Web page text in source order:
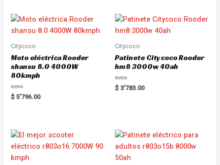
Citycoco
Moto eléctrica Rooder
shansu 8.0 4000W
80kmph
R
a
o
u
o
f
5
$ 5'796.00
Citycoco
Patinete Citycoco Rooder
hm8 3000w 40ah
R
a
u
t
f
$ 3'783.00